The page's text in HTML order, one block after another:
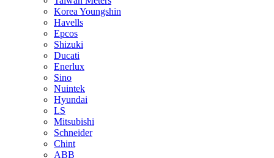
Korea Youngshin
Havells
Epcos
Shizuki
Ducati
Enerlux
Sino
Nuintek
Hyundai
LS
Mitsubishi
Schneider
Chint
ABB